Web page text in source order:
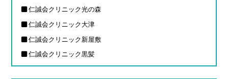
仁誠会クリニック光の森
仁誠会クリニック大津
仁誠会クリニック新屋敷
仁誠会クリニック黒髪